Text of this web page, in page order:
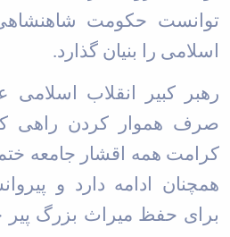
توانست حکومت
اسلامی را بنیان گذارد.
رهبر کبیر انقلاب اسلامی
صرف هموار کردن راهی
کرامت همه اقشار جامعه
همچنان ادامه دارد و
برای حفظ میراث بزرگ پیر